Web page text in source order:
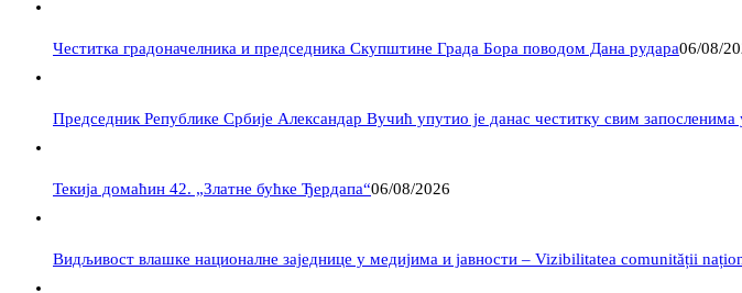
Честитка градоначелника и председника Скупштине Града Бора поводом Дана рудара06/08/
Председник Републике Србије Александар Вучић упутио је данас честитку свим
Текија домаћин 42. „Златне бућке Ђердапа“06/08/2026
Видљивост влашке националне заједнице у медијима и јавности – Vizibilitatea comunității